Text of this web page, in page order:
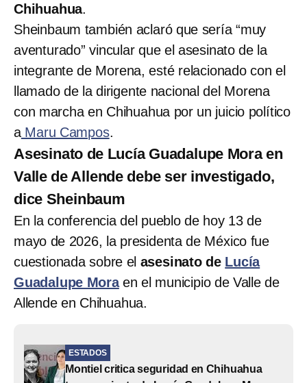
Chihuahua.
Sheinbaum también aclaró que sería “muy
aventurado” vincular que el asesinato de la
integrante de Morena, esté relacionado con el
llamado de la dirigente nacional del Morena
con marcha en Chihuahua por un juicio político
aMaru Campos.
Asesinato de Lucía Guadalupe Mora en
Valle de Allende debe ser investigado,
dice Sheinbaum
En la conferencia del pueblo de hoy 13 de
mayo de 2026, la presidenta de México fue
cuestionada sobre el asesinato de Lucía
Guadalupe Mora en el municipio de Valle de
Allende en Chihuahua.
ESTADOS
Montiel critica seguridad en Chihuahua